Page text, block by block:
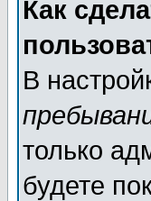
Как
В
только
будете